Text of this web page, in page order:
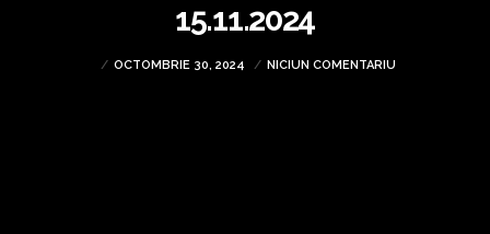
15.11.2024
OCTOMBRIE 30, 2024 NICIUN COMENTARIU